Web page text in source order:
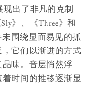
现出了非凡的克制
》、《Three》和
未围绕显而易见的抓
它们以渐进的方式
味。音层悄然浮
时间的推移逐渐显